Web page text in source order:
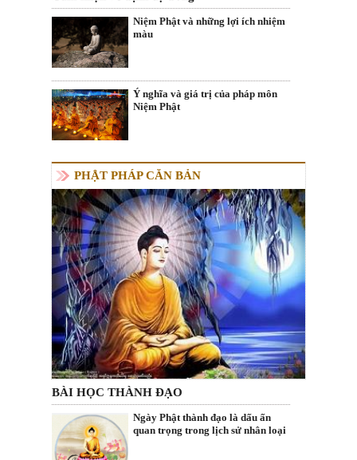
Niệm Phật và những lợi ích nhiệm
màu
Ý nghĩa và giá trị của pháp môn
Niệm Phật
PHẬT PHÁP CĂN BẢN
BÀI HỌC THÀNH ĐẠO
Ngày Phật thành đạo là dấu ấn
quan trọng trong lịch sử nhân loại